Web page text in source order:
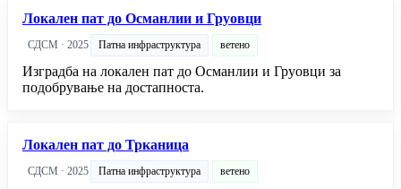
Локален пат до Османлии и Груовци
СДСМ · 2025 Патна инфраструктура ветено
Изградба на локален пат до Османлии и Груовци за
подобрување на достапноста.
Локален пат до Трканица
СДСМ · 2025 Патна инфраструктура ветено